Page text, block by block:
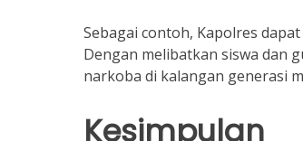
Sebagai contoh, Kapolres
Dengan melibatkan siswa dan
narkoba di kalangan generasi
Kesimpulan